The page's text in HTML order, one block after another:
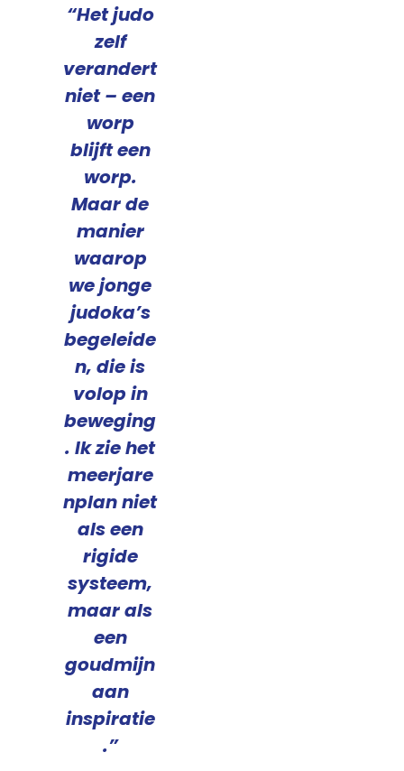
“Het judo
zelf
verandert
niet – een
worp
blijft een
worp.
Maar de
manier
waarop
we jonge
judoka’s
begeleide
n, die is
volop in
beweging
. Ik zie het
meerjare
nplan niet
als een
rigide
systeem,
maar als
een
goudmijn
aan
inspiratie
.”